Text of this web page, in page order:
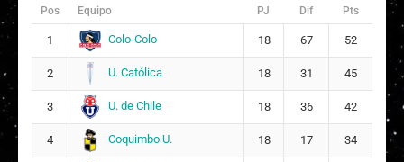
B Brenda Constanza Muriel García
9
Y Yesenia Araceli Arenas Inostroza
5
A
Pos Equipo PJ Dif Pts
1 Colo-Colo 18 67 52
2 U. Católica 18 31 45
3 U. de Chile 18 36 42
4 Coquimbo U. 18 17 34